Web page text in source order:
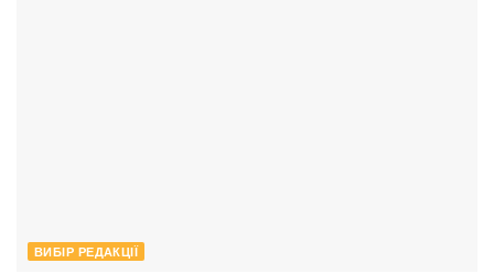
ВИБІР РЕДАКЦІЇ